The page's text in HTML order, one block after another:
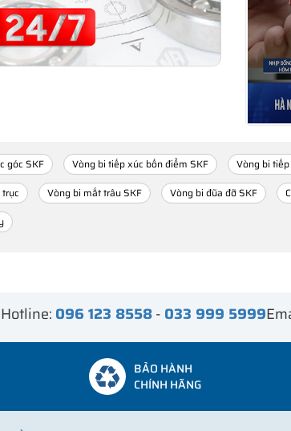
góc SKF Vòng bi tiếp xúc bốn điểm SKF Vòng bi
Vòng bi mắt trâu SKF Vòng bi đũa đỡ SKF
Hotline: 096 123 8558- 033 999 5999
BẢO HÀNH
CHÍNH HÃNG